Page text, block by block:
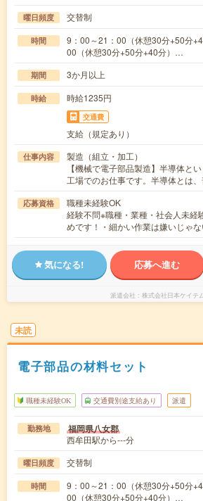
曜日頻度 交替制
時間
9：00～21：00（休憩30分+50分
00（休憩30分+50分+40分）…
期間 3か月以上
時給 時給1235円
交通費
支給（規定あり）
仕事内容
製造（組立・加工）
【機械で電子部品製造】半導体と
工場でのお仕事です。半導体とは
応募資格
職種未経験OK
経験不問※職種・業種・社会人未
めです！・細かい作業は嫌いじゃ
気になる! 応募へ進む
派遣会社 株式会社日本ケイテ
未読
電子部品の材料セット
職種未経験OK 交通費別途支給あり 派遣
勤務地 福岡県八女郡
西牟田駅から---分
曜日頻度 交替制
時間
9：00～21：00（休憩30分+50分
00（休憩30分+50分+40分）…